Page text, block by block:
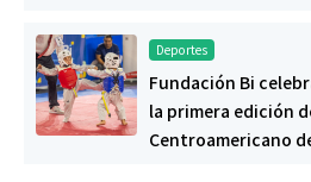
Deportes
Fundación Bi
la primera edición
Centroamericano